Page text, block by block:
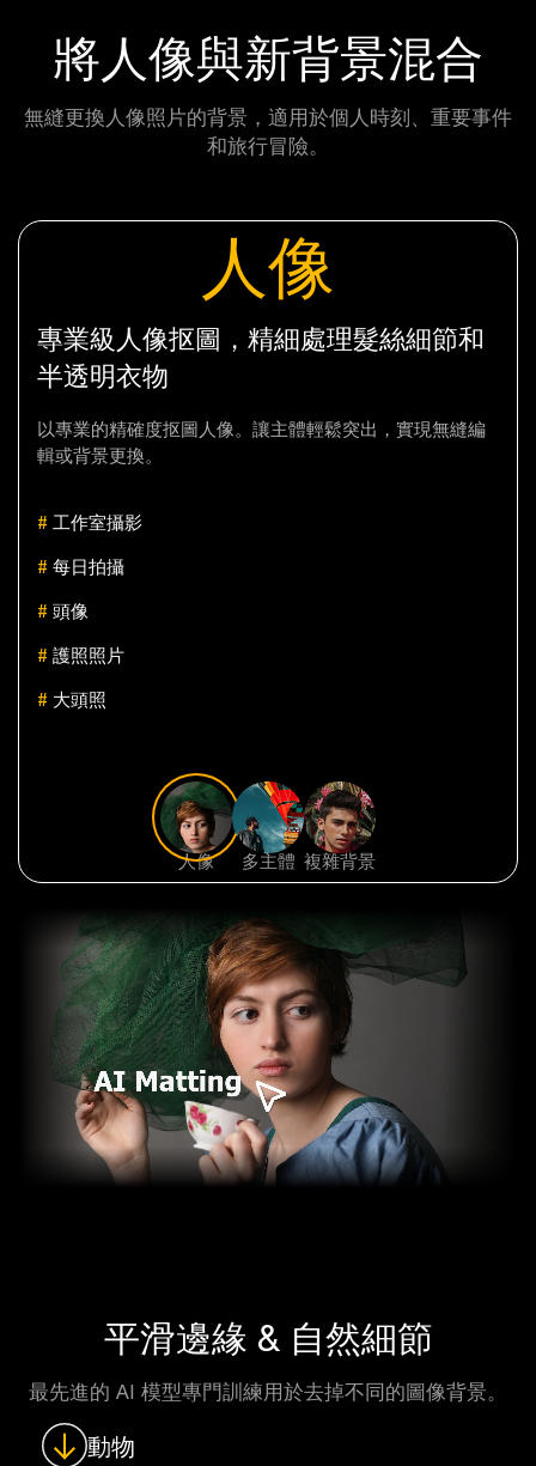
將人像與新背景混合
無縫更換人像照片的背景，適用於個人時刻、重要事件
和旅行冒險。
人像
專業級人像抠圖，精細處理髮絲細節和
半透明衣物
以專業的精確度抠圖人像。讓主體輕鬆突出，實現無縫編
輯或背景更換。
# 工作室攝影
# 每日拍攝
# 頭像
# 護照照片
# 大頭照
人像 多主體 複雜背景
平滑邊緣 & 自然細節
最先進的 AI 模型專門訓練用於去掉不同的圖像背景。
動物